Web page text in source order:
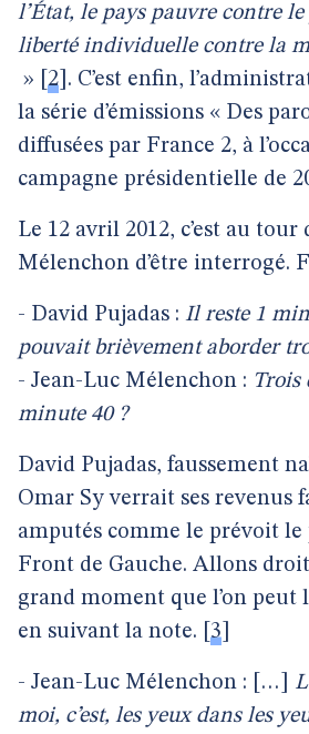
l’État, le pays pauvre contre
liberté individuelle contre la
»
2 . C’est enfin,
la série d’émissions « Des
diffusées par France 2, à
campagne présidentielle de
Le 12 avril 2012, c’est au tour
Mélenchon d’être interrogé.
- David Pujadas : Il reste 1
pouvait brièvement aborder
- Jean-Luc Mélenchon : Trois
minute 40 ?
David Pujadas, faussement
Omar Sy verrait ses revenus
amputés comme le prévoit
Front de Gauche. Allons droit
grand moment que l’on
en suivant la note.
3
- Jean-Luc Mélenchon : […]
moi, c’est, les yeux dans les